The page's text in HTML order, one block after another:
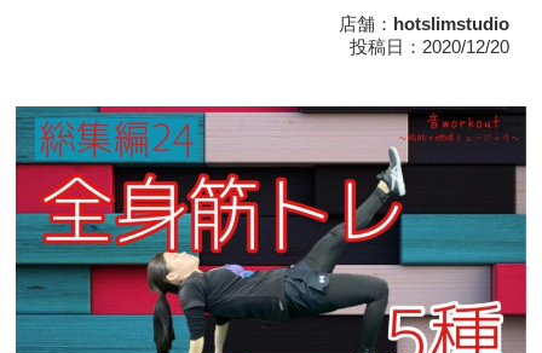
店舗： hotslimstudio
投稿日：2020/12/20